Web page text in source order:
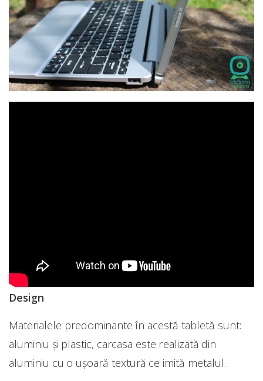
Design
Materialele predominante în acestă tabletă sunt:
aluminiu și plastic, carcasa este realizată din
aluminiu cu o ușoară textură ce imită metalul.